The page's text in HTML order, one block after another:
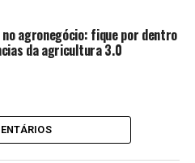
no agronegócio: fique por dentro
da agricultura 3.0